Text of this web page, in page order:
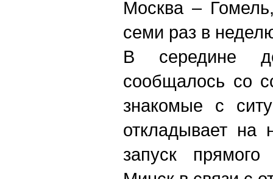
Москва –
семи раз в
В середине
сообщалось со
знакомые с
откладывает на
запуск